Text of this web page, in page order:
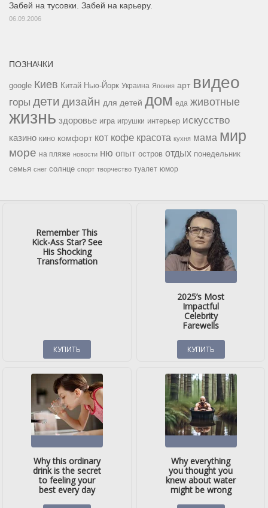
Забей на тусовки. Забей на карьеру.
06.09.2006
ПОЗНАЧКИ
google Киев Китай Нью-Йорк Украина Япония арт видео
горы дети дизайн для детей дом еда животные
жизнь здоровье игра игрушки интерьер искусство
казино кино комфорт кот кофе красота кухня мама мир
море на пляже новости ню опыт остров отдых понедельник
семья снег солнце спорт творчество туалет юмор